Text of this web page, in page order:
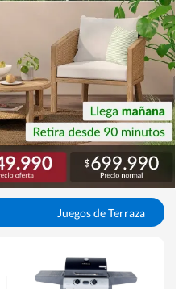
Juegos de Terraza